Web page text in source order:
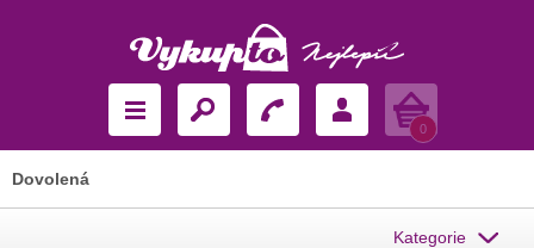
Košík
0
Dovolená
Kategorie